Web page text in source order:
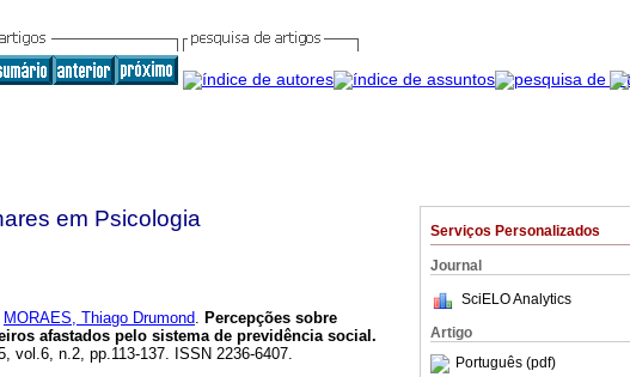
Serviços Personalizados
Journal
SciELO Analytics
Artigo
Português (pdf)
em Psicologia
MORAES, Thiago Drumond. Percepções sobre
afastados pelo sistema de previdência social .
vol.6, n.2, pp.113-137. ISSN 2236-6407.